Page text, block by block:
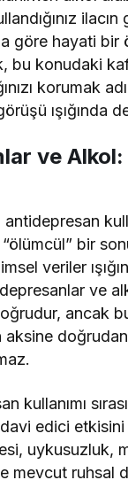
göre hayati bir
bu konudaki kafa
korumak
ışığında
ve
antidepresan
bir
veriler
ve
ancak
aksine
kullanımı
edici
uykusuzluk,
mevcut ruhsal